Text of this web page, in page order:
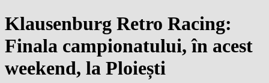
Klausenburg Retro Racing:
Finala campionatului, în acest
weekend, la Ploiești